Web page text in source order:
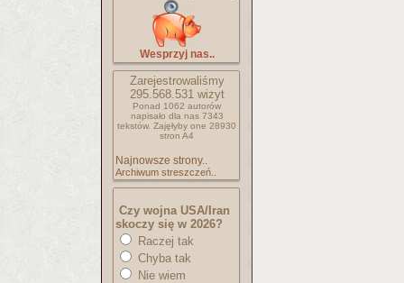
Wesprzyj nas..
Zarejestrowaliśmy
295.568.531wizyt
Ponad 1062 autorów
napisało dla nas 7343
tekstów. Zajęłyby one 28930
stron A4
Najnowsze strony..
Archiwum streszczeń..
Czy wojna USA/Iran
skoczy się w 2026?
Raczej tak
Chyba tak
Nie wiem